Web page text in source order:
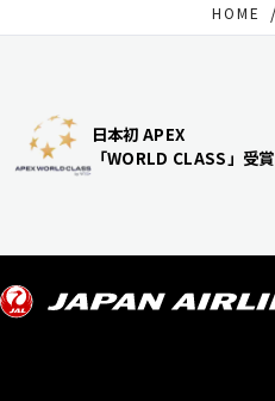
HOME
日本初 APEX
「WORLD CLASS」受賞